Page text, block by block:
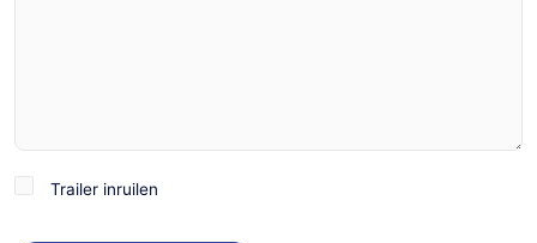
TrailerTrailer inruilen